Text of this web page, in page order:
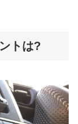
トは?